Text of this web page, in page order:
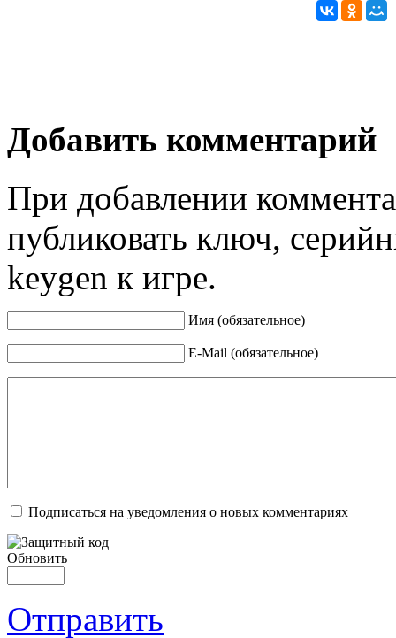
Добавить комментарий
При добавлении
публиковать ключ,
keygen к игре.
Имя (обязательное)
E-Mail (обязательное)
Подписаться на уведомления о новых комментариях
Обновить
Отправить